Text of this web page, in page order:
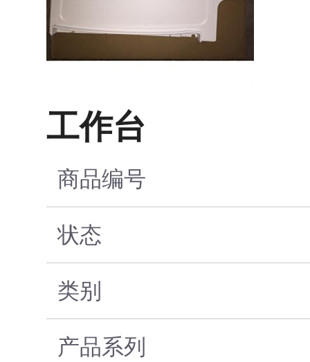
工作台
商品编号
状态
类别
产品系列